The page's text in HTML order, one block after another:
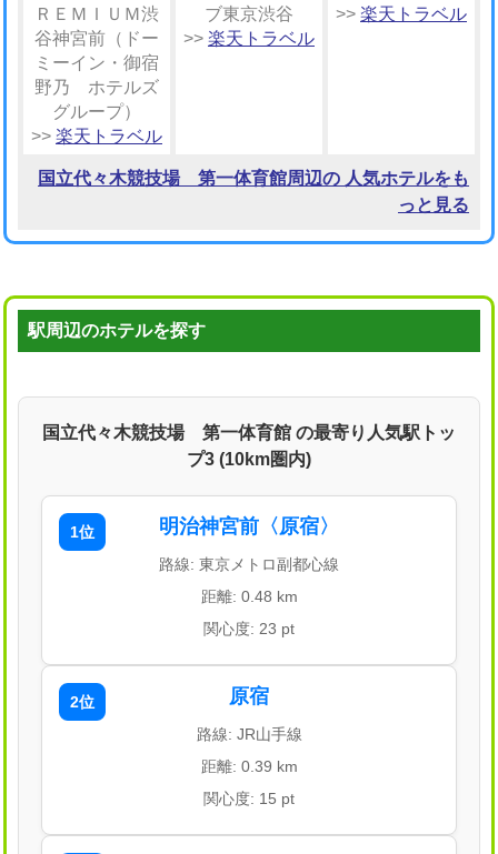
ＲＥＭＩＵＭ渋
谷神宮前（ドー
ミーイン・御宿
野乃 ホテルズ
グループ）
>> 楽天トラベル
ブ東京渋谷
>> 楽天トラベル
>> 楽天トラベル
国立代々木競技場 第一体育館周辺の 人気ホテルをも
っと見る
駅周辺のホテルを探す
国立代々木競技場 第一体育館 の最寄り人気駅トッ
プ3 (10km圏内)
1位 明治神宮前〈原宿〉
路線: 東京メトロ副都心線
距離: 0.48 km
関心度: 23 pt
2位 原宿
路線: JR山手線
距離: 0.39 km
関心度: 15 pt